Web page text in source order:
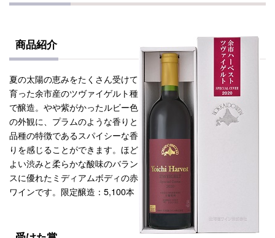
商品紹介
夏の太陽の恵みをたくさん受けて
育った余市産のツヴァイゲルト種
で醸造。やや紫がかったルビー色
の外観に、プラムのような香りと
品種の特徴であるスパイシーな香
りを感じることができます。ほど
よい渋みと柔らかな酸味のバラン
スに優れたミディアムボディの赤
ワインです。限定醸造：5,100本